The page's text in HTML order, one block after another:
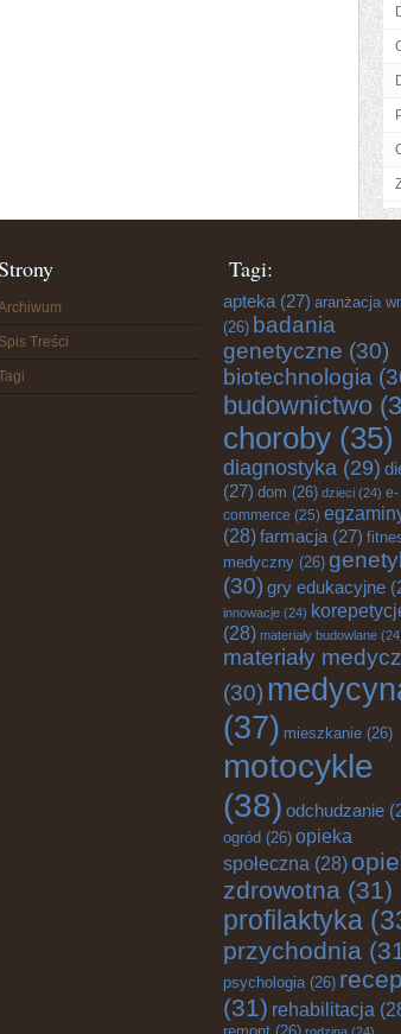
Spis Treści
Tagi:
apteka (27) aranżacja
(26) badania
genetyczne (30)
biotechnologia
budownictwo
choroby (35)
diagnostyka (29)
(27) dom (26) dzieci (24) e-
commerce (25)
(28)farmacja (27)
medyczny (26)
(30) gry edukacyjne
innowacje (24)
(28) materiały budowlane
materiały
(30)
(37) mieszkanie (26)
motocykle
(38) odchudzanie
ogród (26) opieka
społeczna (28)
zdrowotna (31)
profilaktyka
przychodnia
psychologia(26)
(31) rehabilitacja